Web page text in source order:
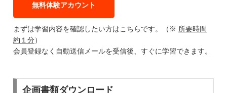
無料体験アカウント
まずは学習内容を確認したい方はこちらです。（※ 所要時間
約１分）
会員登録なく自動送信メールを受信後、すぐに学習できます。
企画書類ダウンロード